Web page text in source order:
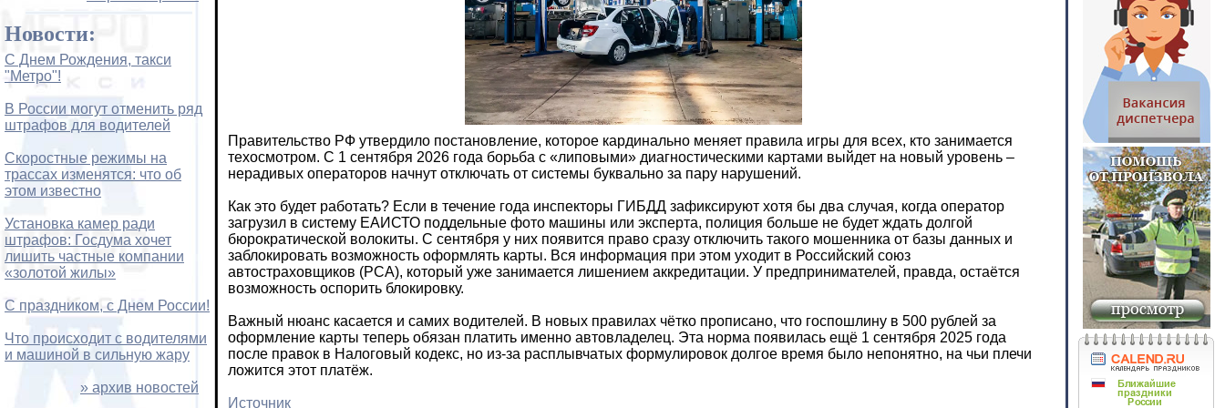
Новости:
С Днем Рождения, такси
"Метро"!
В России могут отменить ряд
штрафов для водителей
Скоростные режимы на
трассах изменятся: что об
этом известно
Установка камер ради
штрафов: Госдума хочет
лишить частные компании
«золотой жилы»
С праздником, с Днем России!
Что происходит с водителями
и машиной в сильную жару
» архив новостей
Правительство РФ утвердило постановление, которое кардинально меняет правила игры для всех, кто занимается
техосмотром. С 1 сентября 2026 года борьба с «липовыми» диагностическими картами выйдет на новый уровень –
нерадивых операторов начнут отключать от системы буквально за пару нарушений.
Как это будет работать? Если в течение года инспекторы ГИБДД зафиксируют хотя бы два случая, когда оператор
загрузил в систему ЕАИСТО поддельные фото машины или эксперта, полиция больше не будет ждать долгой
бюрократической волокиты. С сентября у них появится право сразу отключить такого мошенника от базы данных и
заблокировать возможность оформлять карты. Вся информация при этом уходит в Российский союз
автостраховщиков (РСА), который уже занимается лишением аккредитации. У предпринимателей, правда, остаётся
возможность оспорить блокировку.
Важный нюанс касается и самих водителей. В новых правилах чётко прописано, что госпошлину в 500 рублей за
оформление карты теперь обязан платить именно автовладелец. Эта норма появилась ещё 1 сентября 2025 года
после правок в Налоговый кодекс, но из-за расплывчатых формулировок долгое время было непонятно, на чьи плечи
ложится этот платёж.
Источник